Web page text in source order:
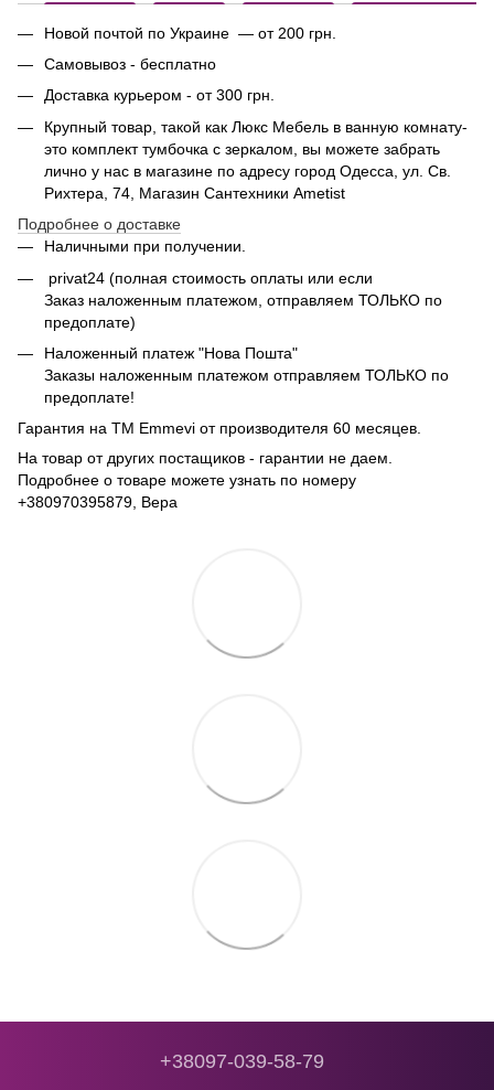
Новой почтой по Украине — от 200 грн.
Самовывоз - бесплатно
Доставка курьером - от 300 грн.
Крупный товар, такой как Люкс Мебель в ванную комнату-
это комплект тумбочка с зеркалом, вы можете забрать
лично у нас в магазине по адресу город Одесса, ул. Св.
Рихтера, 74, Магазин Сантехники Ametist
Подробнее о доставке
Наличными при получении.
privat24 (полная стоимость оплаты или если
Заказ наложенным платежом, отправляем ТОЛЬКО по
предоплате)
Наложенный платеж "Нова Пошта"
Заказы наложенным платежом отправляем ТОЛЬКО по
предоплате!
Гарантия на ТМ Emmevi от производителя 60 месяцев.
На товар от других постащиков - гарантии не даем.
Подробнее о товаре можете узнать по номеру
+380970395879, Вера
+38097-039-58-79